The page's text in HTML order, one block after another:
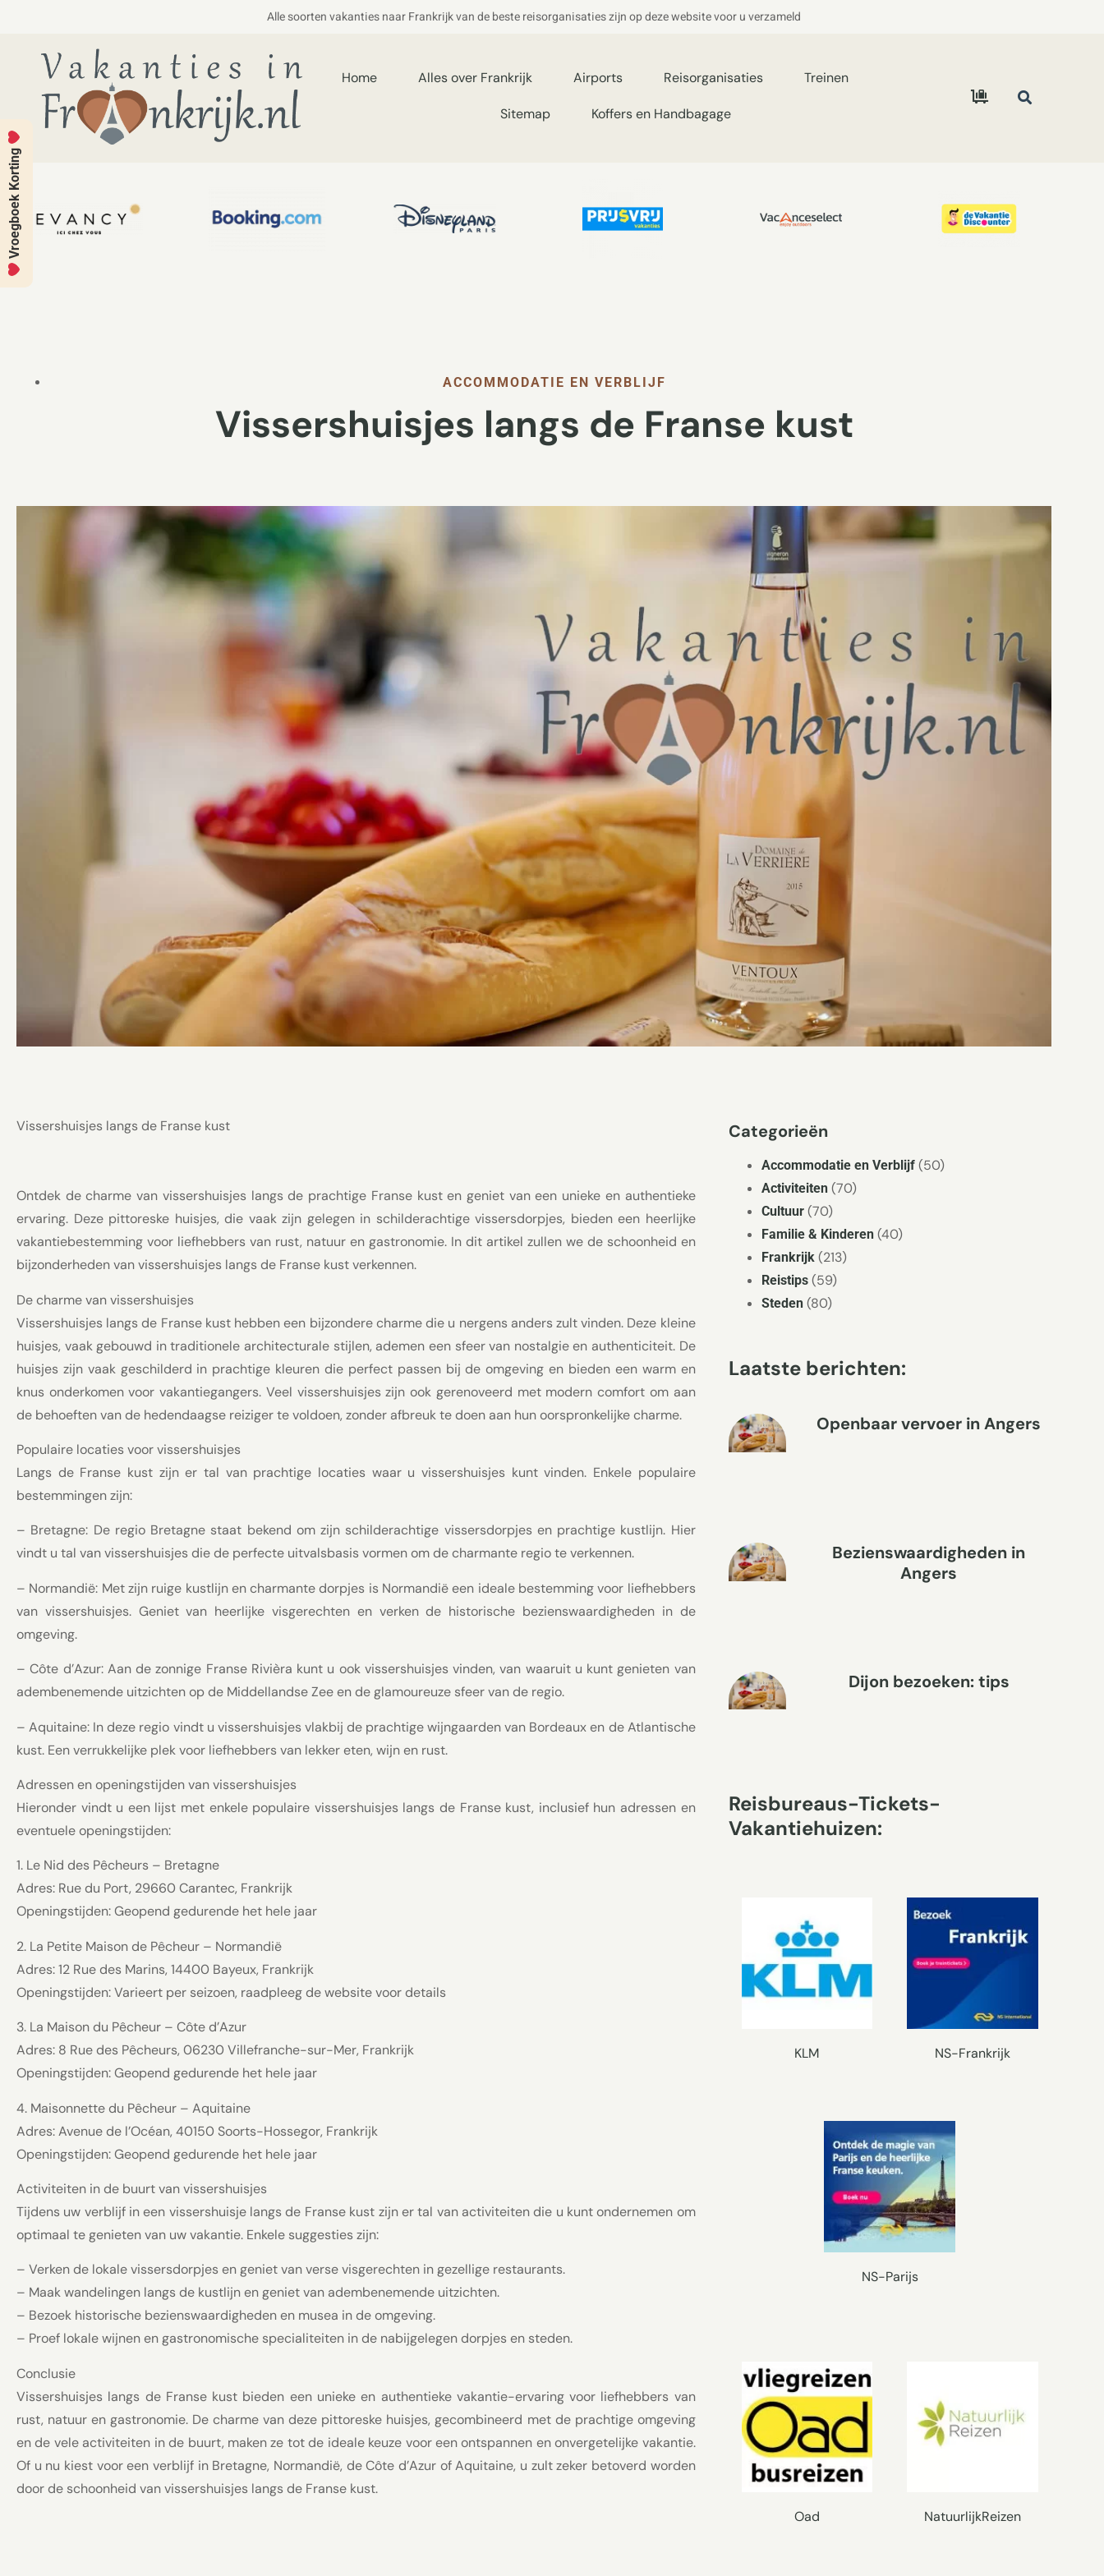
Alle soorten vakanties naar Frankrijk van de beste reisorganisaties zijn op deze website voor u verzameld
Home Alles over Frankrijk Airports Reisorganisaties Treinen
Sitemap Koffers en Handbagage
ACCOMMODATIE EN VERBLIJF
Vissershuisjes langs de Franse kust
Vissershuisjes langs de Franse kust
Ontdek de charme van vissershuisjes langs de prachtige Franse kust en geniet van een unieke en authentieke
ervaring. Deze pittoreske huisjes, die vaak zijn gelegen in schilderachtige vissersdorpjes, bieden een heerlijke
vakantiebestemming voor liefhebbers van rust, natuur en gastronomie. In dit artikel zullen we de schoonheid en
bijzonderheden van vissershuisjes langs de Franse kust verkennen.
De charme van vissershuisjes
Vissershuisjes langs de Franse kust hebben een bijzondere charme die u nergens anders zult vinden. Deze kleine
huisjes, vaak gebouwd in traditionele architecturale stijlen, ademen een sfeer van nostalgie en authenticiteit. De
huisjes zijn vaak geschilderd in prachtige kleuren die perfect passen bij de omgeving en bieden een warm en
knus onderkomen voor vakantiegangers. Veel vissershuisjes zijn ook gerenoveerd met modern comfort om aan
de behoeften van de hedendaagse reiziger te voldoen, zonder afbreuk te doen aan hun oorspronkelijke charme.
Populaire locaties voor vissershuisjes
Langs de Franse kust zijn er tal van prachtige locaties waar u vissershuisjes kunt vinden. Enkele populaire
bestemmingen zijn:
– Bretagne: De regio Bretagne staat bekend om zijn schilderachtige vissersdorpjes en prachtige kustlijn. Hier
vindt u tal van vissershuisjes die de perfecte uitvalsbasis vormen om de charmante regio te verkennen.
– Normandië: Met zijn ruige kustlijn en charmante dorpjes is Normandië een ideale bestemming voor liefhebbers
van vissershuisjes. Geniet van heerlijke visgerechten en verken de historische bezienswaardigheden in de
omgeving.
– Côte d’Azur: Aan de zonnige Franse Rivièra kunt u ook vissershuisjes vinden, van waaruit u kunt genieten van
adembenemende uitzichten op de Middellandse Zee en de glamoureuze sfeer van de regio.
– Aquitaine: In deze regio vindt u vissershuisjes vlakbij de prachtige wijngaarden van Bordeaux en de Atlantische
kust. Een verrukkelijke plek voor liefhebbers van lekker eten, wijn en rust.
Adressen en openingstijden van vissershuisjes
Hieronder vindt u een lijst met enkele populaire vissershuisjes langs de Franse kust, inclusief hun adressen en
eventuele openingstijden:
1. Le Nid des Pêcheurs – Bretagne
Adres: Rue du Port, 29660 Carantec, Frankrijk
Openingstijden: Geopend gedurende het hele jaar
2. La Petite Maison de Pêcheur – Normandië
Adres: 12 Rue des Marins, 14400 Bayeux, Frankrijk
Openingstijden: Varieert per seizoen, raadpleeg de website voor details
3. La Maison du Pêcheur – Côte d’Azur
Adres: 8 Rue des Pêcheurs, 06230 Villefranche-sur-Mer, Frankrijk
Openingstijden: Geopend gedurende het hele jaar
4. Maisonnette du Pêcheur – Aquitaine
Adres: Avenue de l’Océan, 40150 Soorts-Hossegor, Frankrijk
Openingstijden: Geopend gedurende het hele jaar
Activiteiten in de buurt van vissershuisjes
Tijdens uw verblijf in een vissershuisje langs de Franse kust zijn er tal van activiteiten die u kunt ondernemen om
optimaal te genieten van uw vakantie. Enkele suggesties zijn:
– Verken de lokale vissersdorpjes en geniet van verse visgerechten in gezellige restaurants.
– Maak wandelingen langs de kustlijn en geniet van adembenemende uitzichten.
– Bezoek historische bezienswaardigheden en musea in de omgeving.
– Proef lokale wijnen en gastronomische specialiteiten in de nabijgelegen dorpjes en steden.
Conclusie
Vissershuisjes langs de Franse kust bieden een unieke en authentieke vakantie-ervaring voor liefhebbers van
rust, natuur en gastronomie. De charme van deze pittoreske huisjes, gecombineerd met de prachtige omgeving
en de vele activiteiten in de buurt, maken ze tot de ideale keuze voor een ontspannen en onvergetelijke vakantie.
Of u nu kiest voor een verblijf in Bretagne, Normandië, de Côte d’Azur of Aquitaine, u zult zeker betoverd worden
door de schoonheid van vissershuisjes langs de Franse kust.
Categorieën
Accommodatie en Verblijf(50)
Activiteiten(70)
Cultuur(70)
Familie & Kinderen(40)
Frankrijk(213)
Reistips(59)
Steden(80)
Laatste berichten:
Openbaar vervoer in Angers
Bezienswaardigheden in
Angers
Dijon bezoeken: tips
Reisbureaus-Tickets-
Vakantiehuizen:
KLM NS-Frankrijk
NS-Parijs
Oad NatuurlijkReizen
Vroegboek Korting